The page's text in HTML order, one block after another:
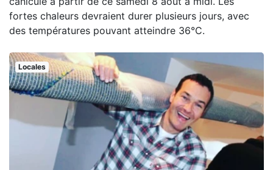
fortes chaleurs devraient durer plusieurs jours, avec
des températures pouvant atteindre 36°C.
Locales